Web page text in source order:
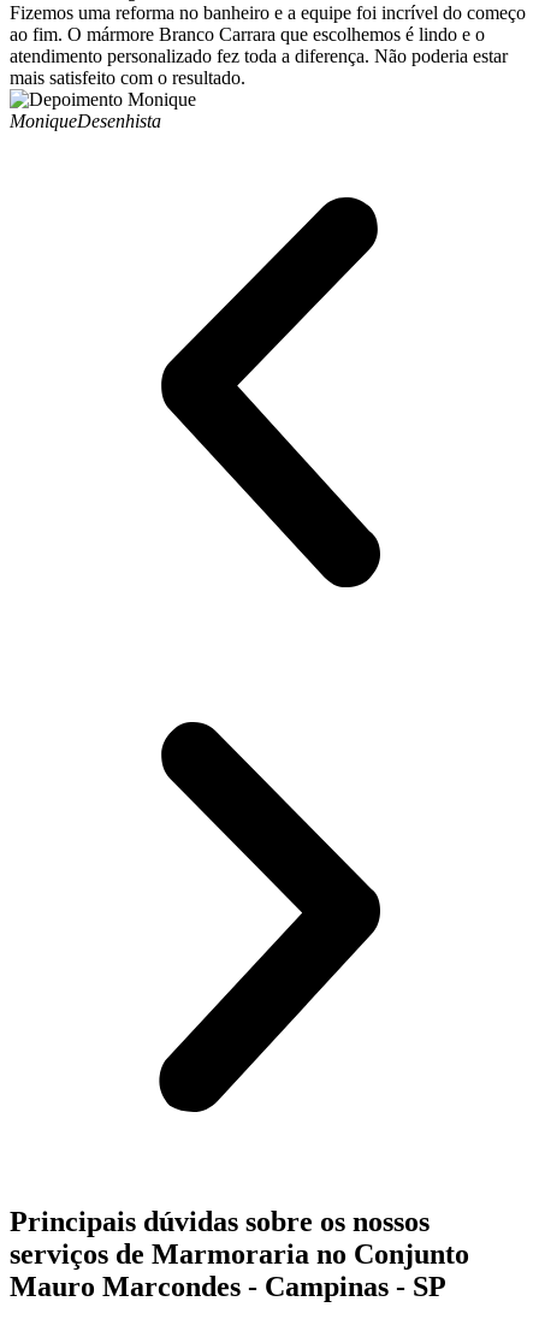
Fizemos uma reforma no banheiro e a equipe foi incrível do começo
ao fim. O mármore Branco Carrara que escolhemos é lindo e o
atendimento personalizado fez toda a diferença. Não poderia estar
mais satisfeito com o resultado.
MoniqueDesenhista
Principais dúvidas sobre os nossos
serviços de Marmoraria no Conjunto
Mauro Marcondes - Campinas - SP